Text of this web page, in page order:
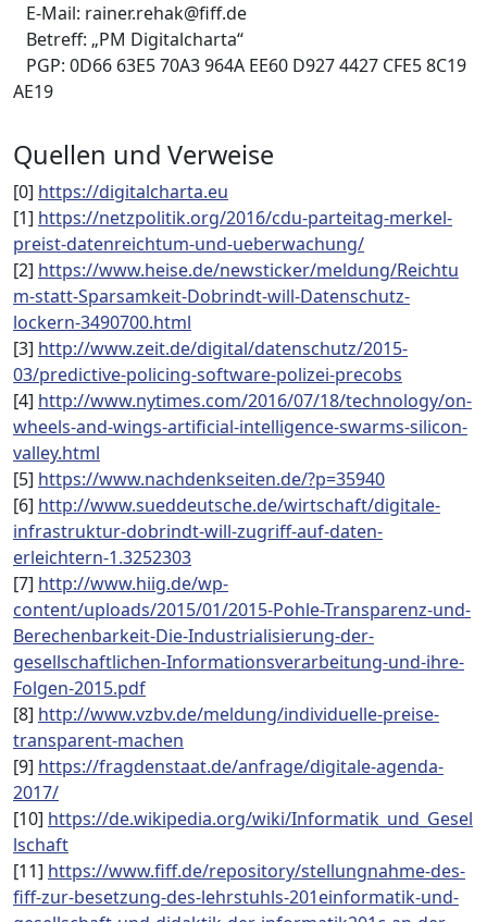
E-Mail: rainer.rehak@fiff.de
Betreff: „PM Digitalcharta“
PGP: 0D66 63E5 70A3 964A EE60 D927 4427 CFE5 8C19
AE19
Quellen und Verweise
[0] https://digitalcharta.eu
[1] https://netzpolitik.org/2016/cdu-parteitag-merkel-
preist-datenreichtum-und-ueberwachung/
[2] https://www.heise.de/newsticker/meldung/Reichtu
m-statt-Sparsamkeit-Dobrindt-will-Datenschutz-
lockern-3490700.html
[3] http://www.zeit.de/digital/datenschutz/2015-
03/predictive-policing-software-polizei-precobs
[4] http://www.nytimes.com/2016/07/18/technology/on-
wheels-and-wings-artificial-intelligence-swarms-silicon-
valley.html
[5] https://www.nachdenkseiten.de/?p=35940
[6] http://www.sueddeutsche.de/wirtschaft/digitale-
infrastruktur-dobrindt-will-zugriff-auf-daten-
erleichtern-1.3252303
[7] http://www.hiig.de/wp-
content/uploads/2015/01/2015-Pohle-Transparenz-und-
Berechenbarkeit-Die-Industrialisierung-der-
gesellschaftlichen-Informationsverarbeitung-und-ihre-
Folgen-2015.pdf
[8] http://www.vzbv.de/meldung/individuelle-preise-
transparent-machen
[9] https://fragdenstaat.de/anfrage/digitale-agenda-
2017/
[10] https://de.wikipedia.org/wiki/Informatik_und_Gesel
lschaft
[11] https://www.fiff.de/repository/stellungnahme-des-
fiff-zur-besetzung-des-lehrstuhls-201einformatik-und-